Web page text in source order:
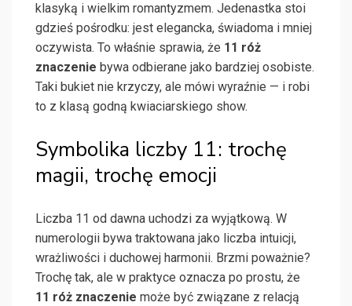
klasyką i wielkim romantyzmem. Jedenastka stoi
gdzieś pośrodku: jest elegancka, świadoma i mniej
oczywista. To właśnie sprawia, że 11 róż
znaczenie bywa odbierane jako bardziej osobiste.
Taki bukiet nie krzyczy, ale mówi wyraźnie — i robi
to z klasą godną kwiaciarskiego show.
Symbolika liczby 11: trochę
magii, trochę emocji
Liczba 11 od dawna uchodzi za wyjątkową. W
numerologii bywa traktowana jako liczba intuicji,
wrażliwości i duchowej harmonii. Brzmi poważnie?
Trochę tak, ale w praktyce oznacza po prostu, że
11 róż znaczenie może być związane z relacją